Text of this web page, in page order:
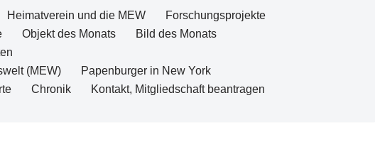
Heimatverein und die MEW
Forschungsprojekte
Objekt des Monats
Bild des Monats
(MEW)
Papenburger in New York
Chronik
Kontakt, Mitgliedschaft beantragen